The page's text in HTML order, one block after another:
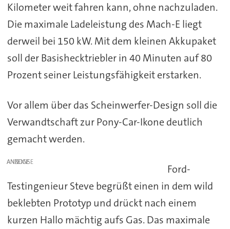
Kilometer weit fahren kann, ohne nachzuladen.
Die maximale Ladeleistung des Mach-E liegt
derweil bei 150 kW. Mit dem kleinen Akkupaket
soll der Basishecktriebler in 40 Minuten auf 80
Prozent seiner Leistungsfähigkeit erstarken.
Vor allem über das Scheinwerfer-Design soll die
Verwandtschaft zur Pony-Car-Ikone deutlich
gemacht werden.
ANZEIGE
Ford-
Testingenieur Steve begrüßt einen in dem wild
beklebten Prototyp und drückt nach einem
kurzen Hallo mächtig aufs Gas. Das maximale